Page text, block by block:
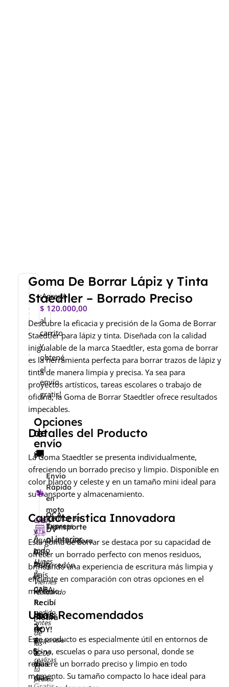
Goma De Borrar Lápiz y Tinta
Staedtler – Borrado Preciso
Descubre la eficacia y precisión de la Goma de Borrar
Staedtler para lápiz y tinta. Diseñada con la calidad
inigualable de la marca Staedtler, esta goma de borrar
es la herramienta perfecta para borrar trazos de lápiz y
tinta de manera limpia y precisa. Ya sea para
proyectos artísticos, tareas escolares o trabajo de
oficina, la Goma de Borrar Staedtler ofrece resultados
impecables.
Detalles del Producto
La Goma Staedtler se presenta individualmente,
ofreciendo un borrado preciso y limpio. Disponible en
color blanco y celeste y en un tamaño mini ideal para
su transporte y almacenamiento.
Característica Innovadora
Esta goma de borrar se destaca por su capacidad de
ofrecer un borrado perfecto con menos residuos,
brindando una experiencia de escritura más limpia y
eficiente en comparación con otras opciones en el
mercado.
Usos Recomendados
Este producto es especialmente útil en entornos de
oficina, escuelas o para uso personal, donde se
requiere un borrado preciso y limpio en todo
momento. Su tamaño compacto lo hace ideal para
¡Agregá
$ 120.000,00
al
carrito
y
obtené
el
envío
gratis!
Opciones
de
envío
🚚
Envío
Rápido
en
moto
CABA
y
GBA
-
Lunes
a
Viernes
realizando
tu
pedido
antes
de
las
12:00
hs
Retirar en
DV
Distribuidora
Villa
Pueyrredón
-
CABA
¡Retirá
HOY!
Disponible
si
realizas
tu
pedido
OCA
Express
A
todo
el
país
Recibí
de
2
a
5
días
Transporte
al interior
A
todo
el
país
Recibí
de
5
a
7
días